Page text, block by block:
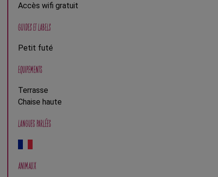
Accès wifi gratuit
GUIDES ET LABELS
Petit futé
EQUIPEMENTS
Terrasse
Chaise haute
LANGUES PARLÉES
ANIMAUX